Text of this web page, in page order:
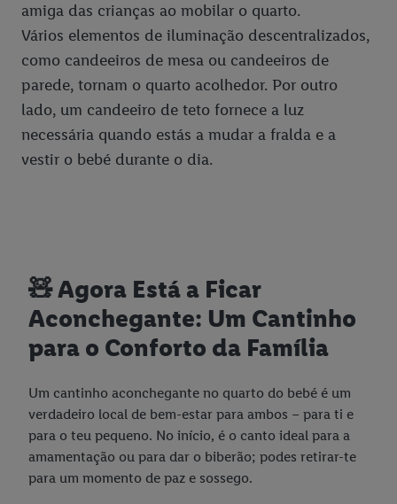
amiga das crianças ao mobilar o quarto.
Vários elementos de iluminação descentralizados,
como candeeiros de mesa ou candeeiros de
parede, tornam o quarto acolhedor. Por outro
lado, um candeeiro de teto fornece a luz
necessária quando estás a mudar a fralda e a
vestir o bebé durante o dia.
🧸 Agora Está a Ficar
Aconchegante: Um Cantinho
para o Conforto da Família
Um cantinho aconchegante no quarto do bebé é um
verdadeiro local de bem-estar para ambos – para ti e
para o teu pequeno. No início, é o canto ideal para a
amamentação ou para dar o biberão; podes retirar-te
para um momento de paz e sossego.